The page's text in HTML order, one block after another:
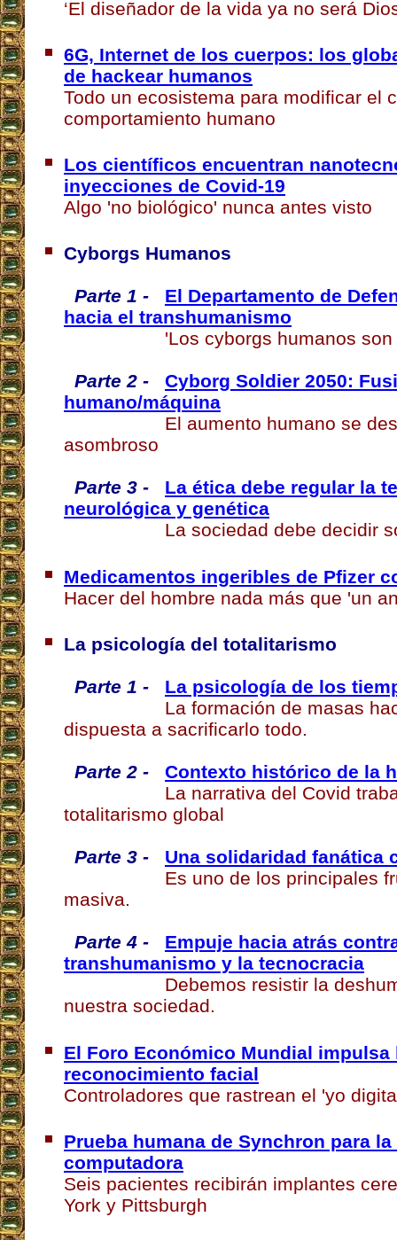
‘El diseñador de la vida ya no será
6G, Internet de los cuerpos: los
de hackear humanos
Todo un ecosistema para modificar el
comportamiento humano
Los científicos encuentran
inyecciones de Covid-19
Algo 'no biológico' nunca antes visto
Cyborgs Humanos
Parte 1 -
El Departamento de
hacia el transhumanismo
'Los cyborgs humanos
Parte 2 -
Cyborg Soldier 2050:
humano/máquina
El aumento humano se
asombroso
Parte 3 -
La ética debe regular la
neurológica y genética
La sociedad debe decidir
Medicamentos ingeribles de Pfizer
Hacer del hombre nada más que 'un
La psicología del totalitarismo
Parte 1 -
La psicología de los
La formación de masas
dispuesta a sacrificarlo todo.
Parte 2 -
Contexto histórico de la
La narrativa del Covid
totalitarismo global
Parte 3 -
Una solidaridad fanática
Es uno de los principales
masiva.
Parte 4 -
Empuje hacia atrás
transhumanismo y la tecnocracia
Debemos resistir la
nuestra sociedad.
El Foro Económico Mundial
reconocimiento facial
Controladores que rastrean el 'yo
Prueba humana de Synchron para
computadora
Seis pacientes recibirán implantes
York y Pittsburgh